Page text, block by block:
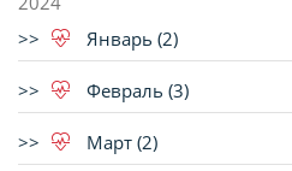
Январь (2)
Февраль (3)
Март (2)